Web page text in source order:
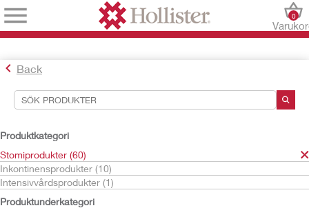
0
Back
Produktkategori
Stomiprodukter (60)
Inkontinensprodukter (10)
Intensivvårdsprodukter (1)
Produktunderkategori
Sökverktyg
Dina val:
Stomiprodukter
Tvådelsbandage
Post-op och högflödespåsar
Ditt val matchade
resultat